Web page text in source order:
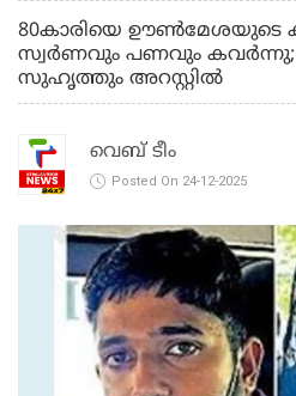
80കാരിയെ ഊൺമേശയുടെ
സ്വർണവും പണവും
സുഹൃത്തും അറസ്റ്റിൽ
വെബ് ടീം
Posted On 24-12-2025